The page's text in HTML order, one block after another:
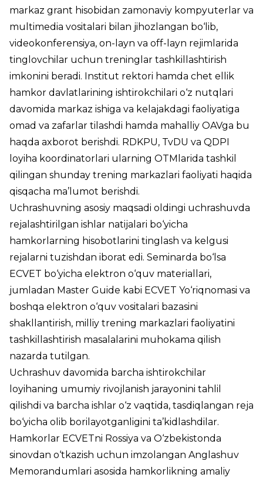
markaz grant hisobidan zamonaviy kompyuterlar va
multimedia vositalari bilan jihozlangan bo‘lib,
videokonferensiya, on-layn va off-layn rejimlarida
tinglovchilar uchun treninglar tashkillashtirish
imkonini beradi. Institut rektori hamda chet ellik
hamkor davlatlarining ishtirokchilari o‘z nutqlari
davomida markaz ishiga va kelajakdagi faoliyatiga
omad va zafarlar tilashdi hamda mahalliy OAVga bu
haqda axborot berishdi. RDKPU, TvDU va QDPI
loyiha koordinatorlari ularning OTMlarida tashkil
qilingan shunday trening markazlari faoliyati haqida
qisqacha ma’lumot berishdi.
Uchrashuvning asosiy maqsadi oldingi uchrashuvda
rejalashtirilgan ishlar natijalari bo‘yicha
hamkorlarning hisobotlarini tinglash va kelgusi
rejalarni tuzishdan iborat edi. Seminarda bo‘lsa
ECVET bo‘yicha elektron o‘quv materiallari,
jumladan Master Guide kabi ECVET Yo‘riqnomasi va
boshqa elektron o‘quv vositalari bazasini
shakllantirish, milliy trening markazlari faoliyatini
tashkillashtirish masalalarini muhokama qilish
nazarda tutilgan.
Uchrashuv davomida barcha ishtirokchilar
loyihaning umumiy rivojlanish jarayonini tahlil
qilishdi va barcha ishlar o‘z vaqtida, tasdiqlangan reja
bo‘yicha olib borilayotganligini ta’kidlashdilar.
Hamkorlar ECVETni Rossiya va O‘zbekistonda
sinovdan o‘tkazish uchun imzolangan Anglashuv
Memorandumlari asosida hamkorlikning amaliy